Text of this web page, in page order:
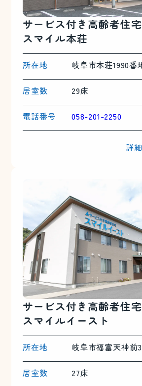
サービス付き 高齢者住宅
スマイル本荘
所在地 岐阜市本荘1990番
居室数 29床
電話番号 058-201-2250
詳
サービス付き 高齢者住宅
スマイルイースト
所在地 岐阜市福富天神前
居室数 27床